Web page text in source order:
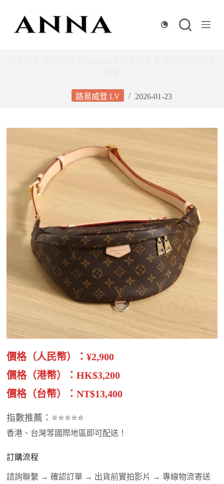
主
路易威登 LV 2026-01-23
價格（人民幣）：¥2,900
價格（港幣）：HK$3,200
價格（台幣）：NT$13,400
指數推薦：⭐⭐⭐⭐⭐
香港、台灣等國際地區即可配送！
訂購流程
諮詢聯繫 → 確認訂單 → 出貨前實拍影片 → 專線物流寄送